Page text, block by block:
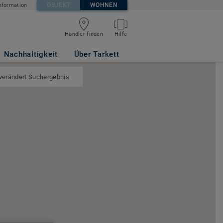
OBJEKT WOHNEN
Händler finden Hilfe
Nachhaltigkeit Über Tarkett
Suchergebnis